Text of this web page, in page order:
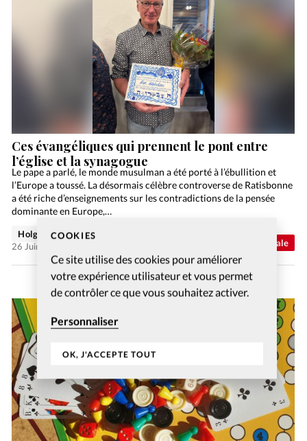
COOKIES
Ce site utilise des cookies pour améliorer
votre expérience utilisateur et vous permet
de contrôler ce que vous souhaitez activer.
Personnaliser
OK, J'ACCEPTE TOUT
Actualité internationale
Ces évangéliques qui prennent le pont entre
l’église et la synagogue
Le pape a parlé, le monde musulman a été porté à l’ébullition et
l’Europe a toussé. La désormais célèbre controverse de Ratisbonne
a été riche d’enseignements sur les contradictions de la pensée
dominante en Europe,…
Holger Wetjen
26 Juin 2026